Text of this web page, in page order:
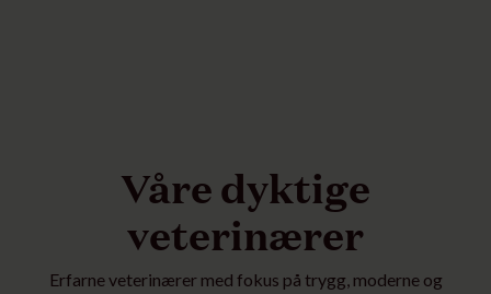
Våre dyktige
veterinærer
Erfarne veterinærer med fokus på trygg, moderne og